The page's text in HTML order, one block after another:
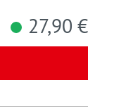
27,90 €